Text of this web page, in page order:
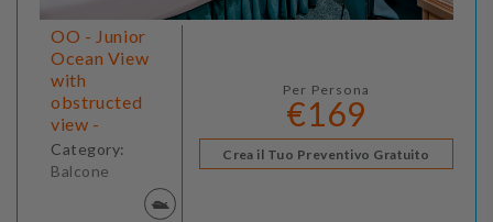
OO - Junior
Ocean View
with
obstructed
view -
Category:
Balcone
Per Persona
€169
Crea il Tuo Preventivo Gratuito